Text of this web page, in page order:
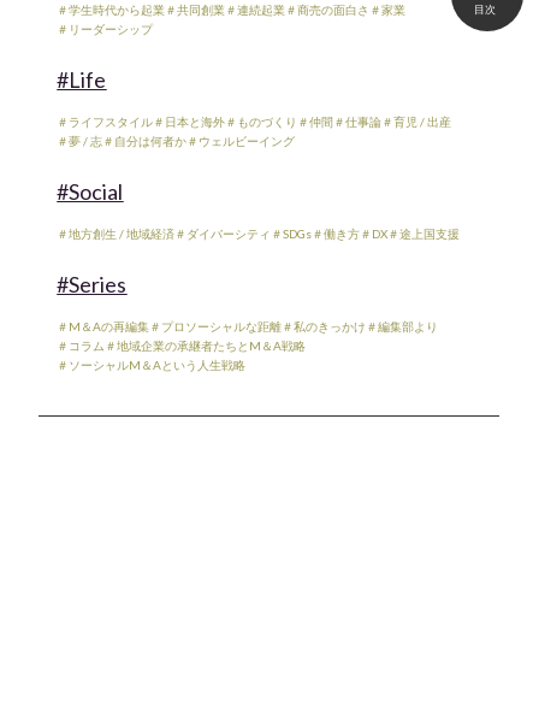
目次
＃学生時代から起業＃共同創業＃連続起業＃商売の面白さ ＃家業
＃リーダーシップ
#Life
＃ライフスタイル＃日本と海外＃ものづくり ＃仲間 ＃仕事論＃育児 / 出産
＃夢 / 志＃自分は何者か＃ウェルビーイング
#Social
＃地方創生 / 地域経済＃ダイバーシティ ＃SDGs＃働き方＃DX＃途上国支援
#Series
＃M＆Aの再編集＃プロソーシャルな距離＃私のきっかけ ＃編集部より
＃コラム ＃地域企業の承継者たちとM＆A戦略
＃ソーシャルM＆Aという人生戦略